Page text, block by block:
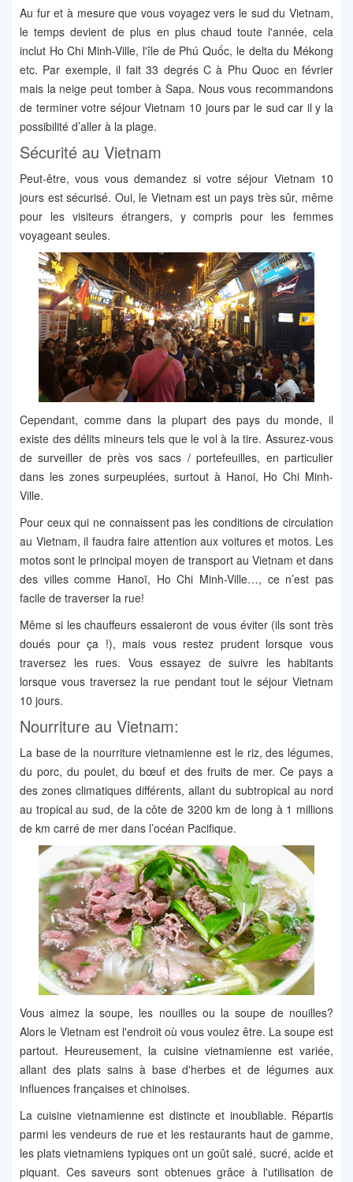
Au fur et à mesure que vous voyagez vers le sud du Vietnam,
le temps devient de plus en plus chaud toute l'année, cela
inclut Ho Chi Minh-Ville, l'île de Phú Quốc, le delta du Mékong
etc. Par exemple, il fait 33 degrés C à Phu Quoc en février
mais la neige peut tomber à Sapa. Nous vous recommandons
de terminer votre séjour Vietnam 10 jours par le sud car il y la
possibilité d’aller à la plage.
Sécurité au Vietnam
Peut-être, vous vous demandez si votre séjour Vietnam 10
jours est sécurisé. Oui, le Vietnam est un pays très sûr, même
pour les visiteurs étrangers, y compris pour les femmes
voyageant seules.
Cependant, comme dans la plupart des pays du monde, il
existe des délits mineurs tels que le vol à la tire. Assurez-vous
de surveiller de près vos sacs / portefeuilles, en particulier
dans les zones surpeuplées, surtout à Hanoi, Ho Chi Minh-
Ville.
Pour ceux qui ne connaissent pas les conditions de circulation
au Vietnam, il faudra faire attention aux voitures et motos. Les
motos sont le principal moyen de transport au Vietnam et dans
des villes comme Hanoï, Ho Chi Minh-Ville…, ce n’est pas
facile de traverser la rue!
Même si les chauffeurs essaieront de vous éviter (ils sont très
doués pour ça !), mais vous restez prudent lorsque vous
traversez les rues. Vous essayez de suivre les habitants
lorsque vous traversez la rue pendant tout le séjour Vietnam
10 jours.
Nourriture au Vietnam:
La base de la nourriture vietnamienne est le riz, des légumes,
du porc, du poulet, du bœuf et des fruits de mer. Ce pays a
des zones climatiques différents, allant du subtropical au nord
au tropical au sud, de la côte de 3200 km de long à 1 millions
de km carré de mer dans l’océan Pacifique.
Vous aimez la soupe, les nouilles ou la soupe de nouilles?
Alors le Vietnam est l'endroit où vous voulez être. La soupe est
partout. Heureusement, la cuisine vietnamienne est variée,
allant des plats sains à base d'herbes et de légumes aux
influences françaises et chinoises.
La cuisine vietnamienne est distincte et inoubliable. Répartis
parmi les vendeurs de rue et les restaurants haut de gamme,
les plats vietnamiens typiques ont un goût salé, sucré, acide et
piquant. Ces saveurs sont obtenues grâce à l'utilisation de